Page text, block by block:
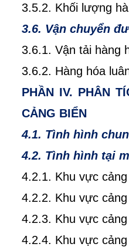
3.5.2. Khối lượng
3.6. Vận chuyển
3.6.1. Vận tải hàng
3.6.2. Hàng hóa
PHẦN IV. PHÂN
CẢNG BIỂN
4.1. Tình hình
4.2. Tình hình tại
4.2.1. Khu vực
4.2.2. Khu vực
4.2.3. Khu vực
4.2.4. Khu vực